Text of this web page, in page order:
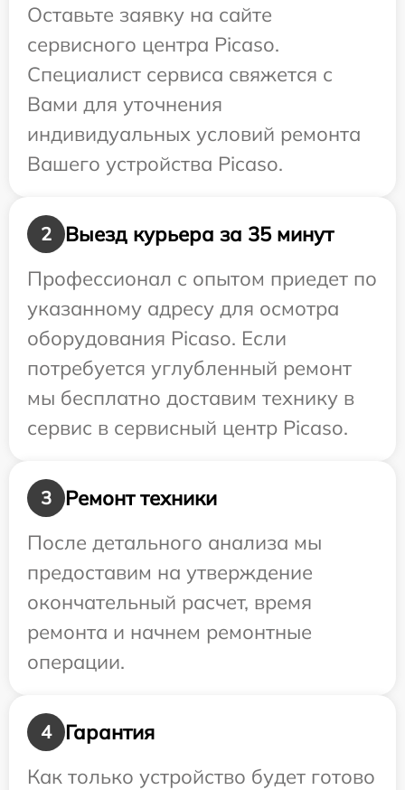
Оставьте заявку на сайте
сервисного центра Picaso.
Специалист сервиса свяжется с
Вами для уточнения
индивидуальных условий ремонта
Вашего устройства Picaso.
2
Выезд курьера за 35 минут
Профессионал с опытом приедет по
указанному адресу для осмотра
оборудования Picaso. Если
потребуется углубленный ремонт
мы бесплатно доставим технику в
сервис в сервисный центр Picaso.
3
Ремонт техники
После детального анализа мы
предоставим на утверждение
окончательный расчет, время
ремонта и начнем ремонтные
операции.
4
Гарантия
Как только устройство будет готово